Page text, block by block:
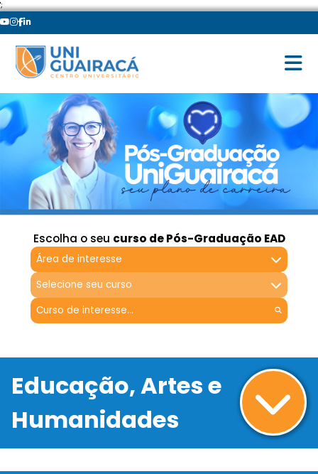
';
Escolha o seu curso de Pós-Graduação EAD
Área de interesse
Selecione seu curso
Educação, Artes e
Humanidades